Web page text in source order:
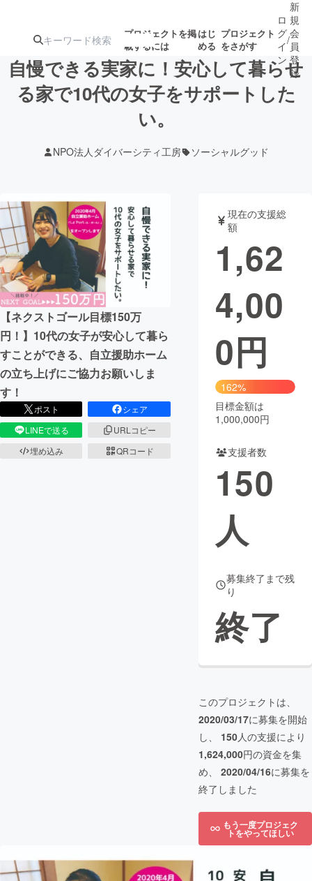
プロジェクトを掲
載するには
はじ
める
プロジェクト
をさがす
注目の新着プロ
テクノロジー・ガジェット
映像・映画 書籍・雑誌
ビジネス・起業 チャレンジ
まちづくり・地域活性化
CAMPFIRE for Social Good
CAMPFIRE Creation
CAMPFIREふるさと納税machi-ya コミュニティ
ロ
グ
イ
ン
/
新
規
会
員
登
録
自慢できる実家に！安心して暮らせ
る家で10代の女子をサポートした
い。
NPO法人ダイバーシティ工房 ソーシャルグッド
【ネクストゴール目標150万
円！】10代の女子が安心して暮ら
すことができる、自立援助ホーム
の立ち上げにご協力お願いしま
す！
ポスト
シェア
LINEで送る
URLコピー
埋め込み
QRコード
現在の支援総
額
1,62
4,00
0円
162%
目標金額は
1,000,000円
支援者数
150
人
募集終了まで残
り
終了
このプロジェクトは、
2020/03/17に募集を開始
し、 150人の支援により
1,624,000円の資金を集
め、 2020/04/16に募集を
終了しました
もう一度プロジェク
トをやってほしい